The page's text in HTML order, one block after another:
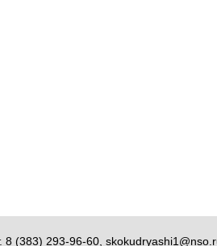
8 (383) 293-96-60,